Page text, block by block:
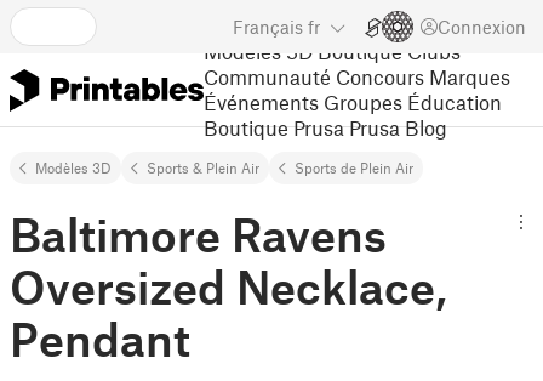
Français fr Connexion
Modèles 3D Boutique Clubs
Communauté Concours Marques
Événements Groupes Éducation
Boutique Prusa Prusa Blog
Modèles 3D Sports & Plein Air Sports de Plein Air
Baltimore Ravens
Oversized Necklace,
Pendant